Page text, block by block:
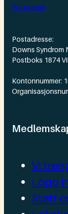
For presse
Postadresse:
Downs Syndrom
Postboks 1874
Kontonnummer:
Vi
Logg
Støtt